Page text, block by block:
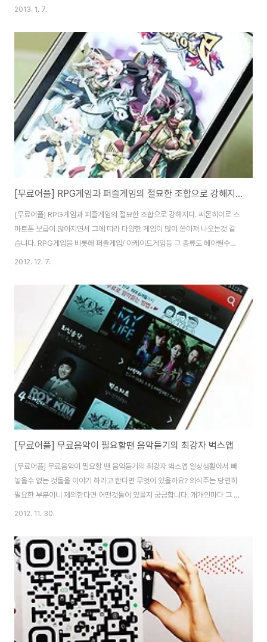
경우가 생기는데요, 이분들과 어떻게 연락을 주고 받으시나요? 스마트폰이 생
금 바로 상대방의 목소리를 들을 수 있고 안심이 되는 소통은 전화통화가 아닐
까 싶답니다. 목소리를 들으면서 간단한 안부인사만 전해도 마음이 놓이기 때
문인데요, 비싼 국제전화요금 때문에 자주 통화하기가 어려운게 사실입니다.
이럴 때 무료로 국제전화를 사용할 수 있다면 얼마나 좋을까요? 이때 별다른 추
가 요금없이 무료로 국제전화를 사용할 ..
2013. 1. 7.
[무료어플] RPG게임과 퍼즐게임의 절묘한 조합으로 강해지다. 써몬히어로
[무료어플] RPG게임과 퍼즐게임의 절묘한 조합으로 강해지다. 써몬히어로 스
마트폰 보급이 많아지면서 그에 따라 다양한 게임이 많이 쏟아져 나오는것 같
습니다. RPG게임을 비롯해 퍼즐게임/ 아케이드게임등 그 종류도 헤아릴수가
없는데요, 한종류의 게임만을 하다보면 의례 지루해져서 조금만 하다가 그만두
를 느낄수 있는 무료게임어플 써몬히어로를 만나보았습니다. 써몬히어로는 안
드로이드폰에서만 이용이 가능한 게임입니다. 구글앱스토어에서 써몬히어로
를 검색하시면 무료로 설치가 가능합니다. 써몬히어로의 특징은 별도의 회원가
입이나 약관동의없이 게임을 진행할수 있다는 점입니다. 사용할 닉네임을 입력
한뒤 바로 게임진행이 가능했습니다. 닉네임을 정했다면 ..
2012. 12. 7.
[무료어플] 무료음악이 필요할땐 음악듣기의 최강자 벅스앱
[무료어플] 무료음악이 필요할 땐 음악듣기의 최강자 벅스앱 일상생활에서 빼
놓을수 없는 것들을 이야기 하라고 한다면 무엇이 있을까요? 의식주는 당연히
필요한 부분이니 제외한다면 어떤것들이 있을지 궁금합니다. 개개인마다 그 차
이와 종류도 참 다양할것 같은데요, 전 음악이 꼭 필요하다고 이야기 하고 싶습
은 배가 되는것 같기 때문이지요. 이런 음악들을 무료로 들을수 있거나 저렴한
비용으로 곡수와 장르를 망라해 들을수 있는곳 벅스앱을 이용해 보았습니다.
벅스앱이라고 하면 생소할지도 모르지만 벅스뮤직이라고 하면 많은 분들이 아
실꺼라 생각됩니다. 최신곡은 빠르게 오래된 노래들은 좋은 음질로 많은 분들
이 이용하는 곳이기도 한데요, 어플리케이션 벅..
2012. 11. 30.